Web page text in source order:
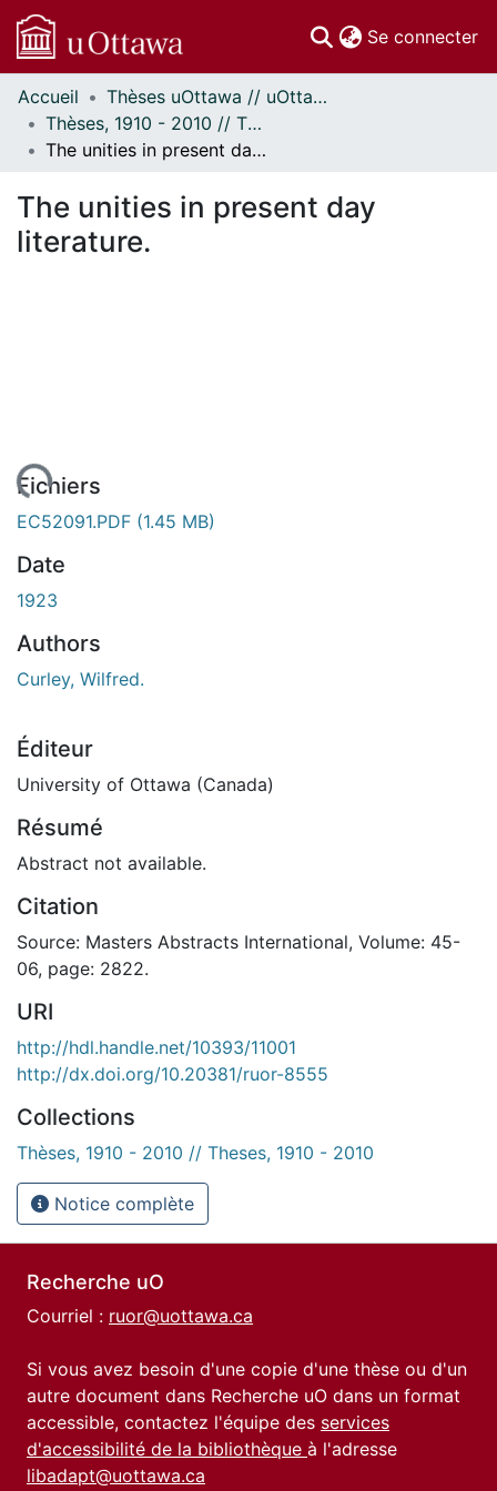
Se connecter
Communautés
et collections
Parcourir
À propos
Accueil
Thèses uOttawa // uOttawa Theses
Thèses, 1910 - 2010 // Theses, 1910 - 2010
The unities in present day literature.
The unities in present day
literature.
Fichiers
EC52091.PDF (1.45 MB)
Date
1923
Authors
Curley, Wilfred.
Éditeur
University of Ottawa (Canada)
Résumé
Abstract not available.
Citation
Source: Masters Abstracts International, Volume: 45-
06, page: 2822.
URI
http://hdl.handle.net/10393/11001
http://dx.doi.org/10.20381/ruor-8555
Collections
Thèses, 1910 - 2010 // Theses, 1910 - 2010
Notice complète
Recherche uO
Courriel : ruor@uottawa.ca
Si vous avez besoin d'une copie d'une thèse ou d'un
autre document dans Recherche uO dans un format
accessible, contactez l'équipe des services
d'accessibilité de la bibliothèque à l'adresse
libadapt@uottawa.ca